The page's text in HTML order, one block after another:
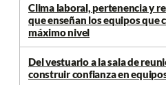
Clima laboral, pertenencia y
que enseñan los equipos que
máximo nivel
Del vestuario a la sala de
construir confianza en